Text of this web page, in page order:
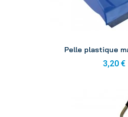
Pelle plastique
3,20 €